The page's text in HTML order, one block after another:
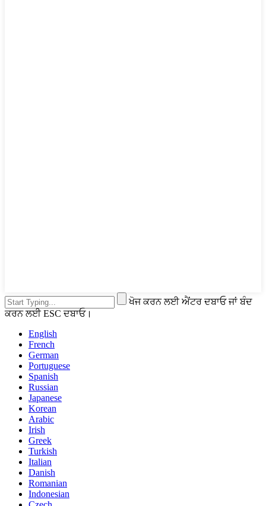
ਖੋਜ ਕਰਨ ਲਈ ਐਂਟਰ ਦਬਾਓ ਜਾਂ ਬੰਦ
ਕਰਨ ਲਈ ESC ਦਬਾਓ।
English
French
German
Portuguese
Spanish
Russian
Japanese
Korean
Arabic
Irish
Greek
Turkish
Italian
Danish
Romanian
Indonesian